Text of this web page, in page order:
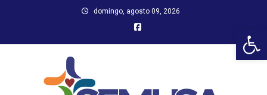
domingo, agosto 09, 2026